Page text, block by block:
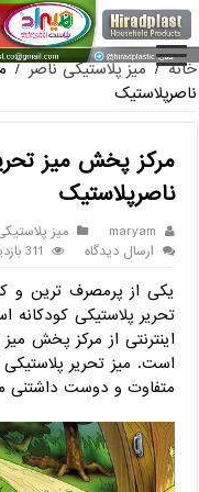
فروش گلدان
خانه / میز پلاستیکی ناصر /
ناصرپلاستیک
مرکز پخش میز
ناصرپلاستیک
maryam میز
ارسال دیدگاه
311 بازدید
یکی از پرمصرف ترین و
تحریر پلاستیکی
اینترنتی از مرکز پخش
است. میز تحریر
متفاوت و دوست داشتنی